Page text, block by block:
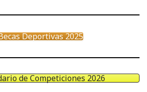
Deportivas 2025
de Competiciones 2026